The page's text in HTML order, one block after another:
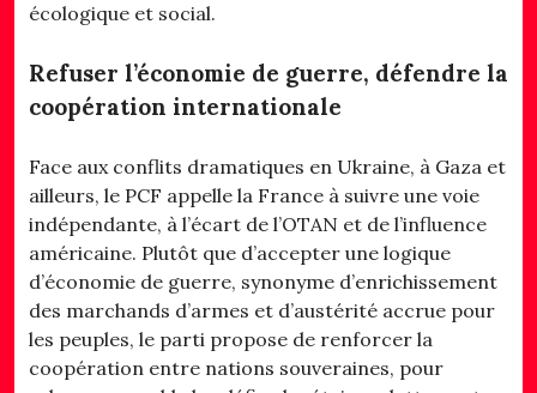
écologique et social.
Refuser l’économie de guerre, défendre la
coopération internationale
Face aux conflits dramatiques en Ukraine, à Gaza et
ailleurs, le PCF appelle la France à suivre une voie
indépendante, à l’écart de l’OTAN et de l’influence
américaine. Plutôt que d’accepter une logique
d’économie de guerre, synonyme d’enrichissement
des marchands d’armes et d’austérité accrue pour
les peuples, le parti propose de renforcer la
coopération entre nations souveraines, pour